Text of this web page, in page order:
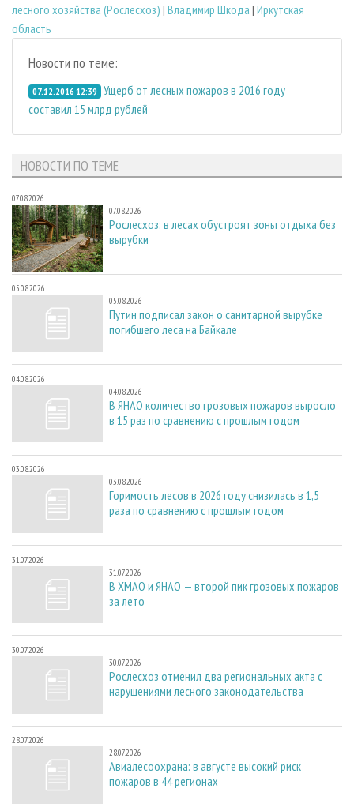
лесного хозяйства (Рослесхоз) | Владимир Шкода | Иркутская
область
Новости по теме:
07.12.2016 12:39 Ущерб от лесных пожаров в 2016 году
составил 15 млрд рублей
НОВОСТИ ПО ТЕМЕ
07.08.2026
07.08.2026
Рослесхоз: в лесах обустроят зоны отдыха без
вырубки
05.08.2026
05.08.2026
Путин подписал закон о санитарной вырубке
погибшего леса на Байкале
04.08.2026
04.08.2026
В ЯНАО количество грозовых пожаров выросло
в 15 раз по сравнению с прошлым годом
03.08.2026
03.08.2026
Горимость лесов в 2026 году снизилась в 1,5
раза по сравнению с прошлым годом
31.07.2026
31.07.2026
В ХМАО и ЯНАО — второй пик грозовых пожаров
за лето
30.07.2026
30.07.2026
Рослесхоз отменил два региональных акта с
нарушениями лесного законодательства
28.07.2026
28.07.2026
Авиалесоохрана: в августе высокий риск
пожаров в 44 регионах